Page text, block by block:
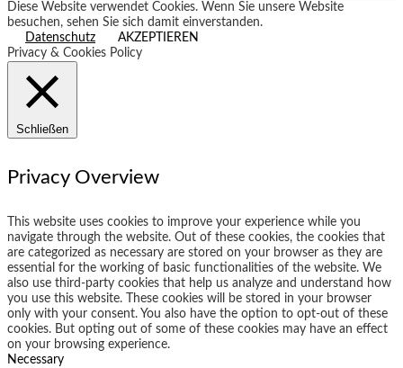
Diese Website verwendet Cookies. Wenn Sie unsere Website
besuchen, sehen Sie sich damit einverstanden.
Datenschutz
AKZEPTIEREN
Privacy & Cookies Policy
Schließen
Privacy Overview
This website uses cookies to improve your experience while you
navigate through the website. Out of these cookies, the cookies that
are categorized as necessary are stored on your browser as they are
essential for the working of basic functionalities of the website. We
also use third-party cookies that help us analyze and understand how
you use this website. These cookies will be stored in your browser
only with your consent. You also have the option to opt-out of these
cookies. But opting out of some of these cookies may have an effect
on your browsing experience.
Necessary